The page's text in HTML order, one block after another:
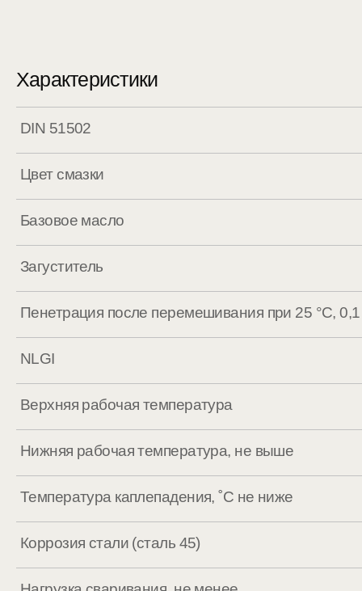
Характеристики
DIN 51502
Цвет смазки
Базовое масло
Загуститель
Пенетрация после перемешивания при 25 °C,
NLGI
Верхняя рабочая температура
Нижняя рабочая температура, не выше
Температура каплепадения, ˚С не ниже
Коррозия стали (сталь 45)